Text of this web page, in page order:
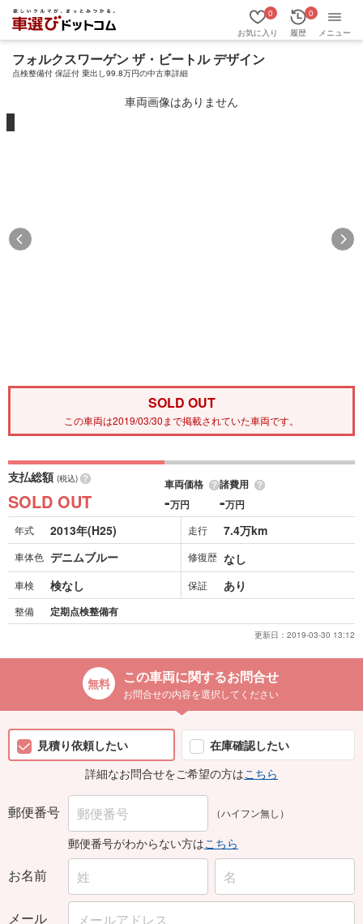
お気に入り
0
履歴
0
メニュー
フォルクスワーゲン ザ・ビートル デザイン
点検整備付 保証付 乗出し99.8万円の中古車詳細
車両画像はありません
SOLD OUT
この車両は2019/03/30まで掲載されていた車両です。
支払総額 (税込)
SOLD OUT
車両価格
-万円
諸費用
-万円
年式 2013年(H25) 走行 7.4万km
車体色 デニムブルー 修復歴 なし
車検 検なし 保証 あり
整備 定期点検整備有
更新日： 2019-03-30 13:12
この車両に関するお問合せ
お問合せの内容を選択してください
見積り依頼したい
在庫確認したい
詳細なお問合せをご希望の方はこちら
郵便番号 （ハイフン無し）
郵便番号がわからない方はこちら
お名前
メール